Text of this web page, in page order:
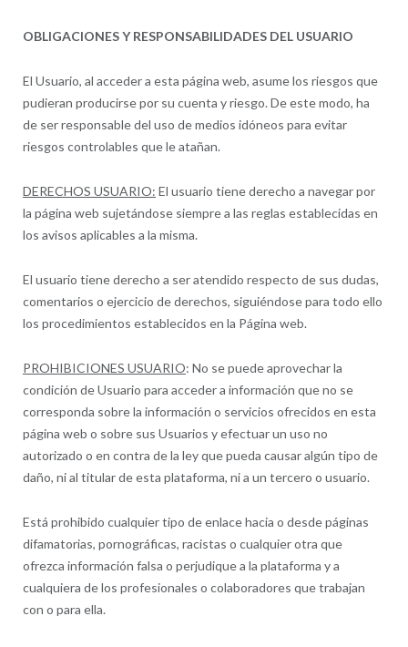
OBLIGACIONES Y RESPONSABILIDADES DEL USUARIO
El Usuario, al acceder a esta página web, asume los riesgos que
pudieran producirse por su cuenta y riesgo. De este modo, ha
de ser responsable del uso de medios idóneos para evitar
riesgos controlables que le atañan.
DERECHOS USUARIO: El usuario tiene derecho a navegar por
la página web sujetándose siempre a las reglas establecidas en
los avisos aplicables a la misma.
El usuario tiene derecho a ser atendido respecto de sus dudas,
comentarios o ejercicio de derechos, siguiéndose para todo ello
los procedimientos establecidos en la Página web.
PROHIBICIONES USUARIO: No se puede aprovechar la
condición de Usuario para acceder a información que no se
corresponda sobre la información o servicios ofrecidos en esta
página web o sobre sus Usuarios y efectuar un uso no
autorizado o en contra de la ley que pueda causar algún tipo de
daño, ni al titular de esta plataforma, ni a un tercero o usuario.
Está prohibido cualquier tipo de enlace hacia o desde páginas
difamatorias, pornográficas, racistas o cualquier otra que
ofrezca información falsa o perjudique a la plataforma y a
cualquiera de los profesionales o colaboradores que trabajan
con o para ella.